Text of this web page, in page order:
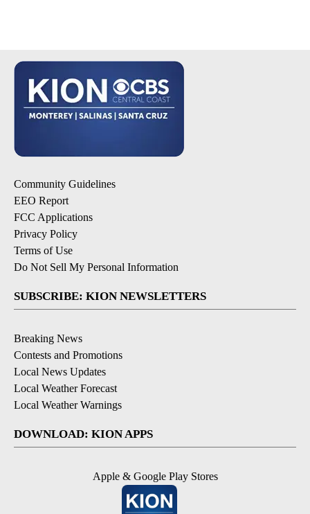
Community Guidelines
EEO Report
FCC Applications
Privacy Policy
Terms of Use
Do Not Sell My Personal Information
SUBSCRIBE: KION NEWSLETTERS
Breaking News
Contests and Promotions
Local News Updates
Local Weather Forecast
Local Weather Warnings
DOWNLOAD: KION APPS
Apple & Google Play Stores